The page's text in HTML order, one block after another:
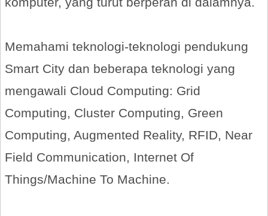
Memahami teknologi-teknologi pendukung
Smart City dan beberapa teknologi yang
mengawali Cloud Computing: Grid
Computing, Cluster Computing, Green
Computing, Augmented Reality, RFID, Near
Field Communication, Internet Of
Things/Machine To Machine.